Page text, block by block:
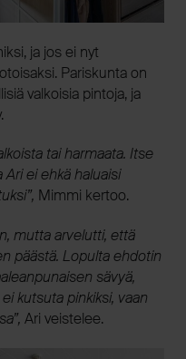
ja jos ei nyt
Pariskunta on
valkoisia pintoja, ja
tai harmaata. Itse
ei ehkä haluaisi
Mimmi kertoo.
mutta arvelutti, että
päästä. Lopulta ehdotin
sävyä,
kutsuta pinkiksi, vaan
Ari veistelee.